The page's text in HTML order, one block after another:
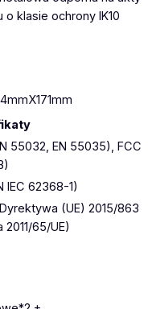
o klasie ochrony IK10
55032, EN 55035), FCC
IEC 62368-1)
(UE) 2015/863
2011/65/UE)